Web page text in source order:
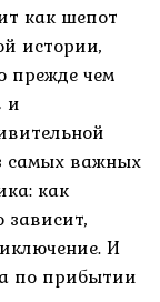
как шепот
истории,
прежде чем
и
самых важных
как
зависит,
И
по прибытии